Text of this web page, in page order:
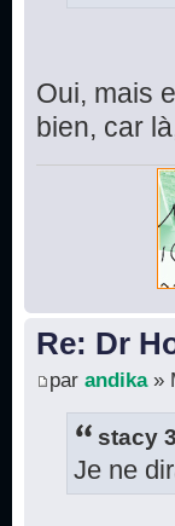
Oui, mais
bien, car
Re: Dr
par andika»
stacy
Je ne